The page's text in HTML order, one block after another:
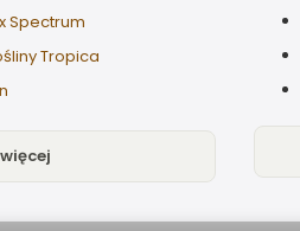
Spectrum
Tropica